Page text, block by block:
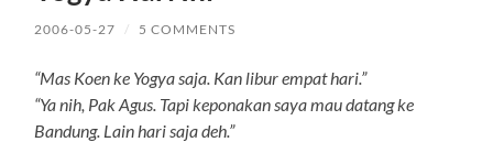
2006-05-27 / 5 COMMENTS
“Mas Koen ke Yogya saja. Kan libur empat hari.”
“Ya nih, Pak Agus. Tapi keponakan saya mau datang ke
Bandung. Lain hari saja deh.”